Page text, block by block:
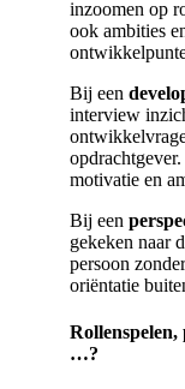
inzoomen op
ook ambities
Bij een
interview
motivatie en
Bij een
gekeken naar
persoon
oriëntatie
Rollenspelen,
…?